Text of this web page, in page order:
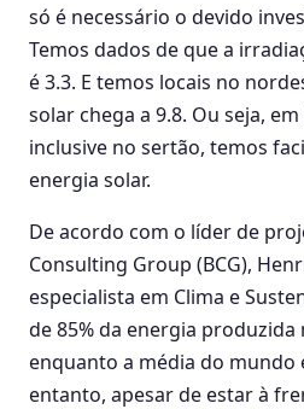
só é necessário o devido
Temos dados de que a
é 3.3. E temos locais no
solar chega a 9.8. Ou seja,
inclusive no sertão, temos
energia solar.
De acordo com o líder de
Consulting Group (BCG),
especialista em Clima e
de 85% da energia produzida
enquanto a média do mundo
entanto, apesar de estar à